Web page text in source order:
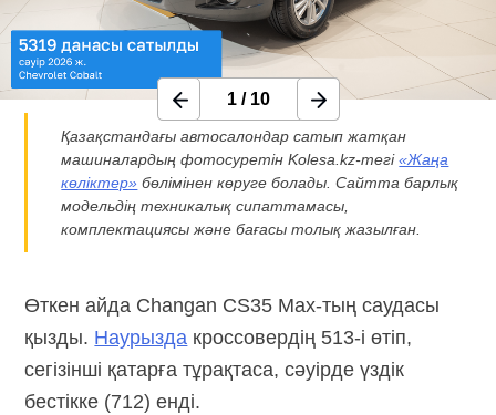
1/ 10
Қазақстандағы автосалондар сатып жатқан
машиналардың фотосуретінKolesa.kz-тегі «Жаңа
көліктер» бөлімінен көруге болады. Сайтта барлық
модельдің техникалық сипаттамасы,
комплектациясы және бағасы толық жазылған.
Өткен айда Changan CS35 Max-тың саудасы
қызды. Наурызда кроссовердің 513-і өтіп,
сегізінші қатарға тұрақтаса, сәуірде үздік
бестікке (712) енді.